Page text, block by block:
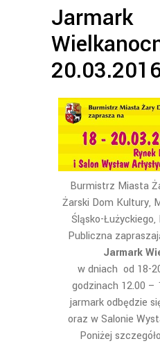
Jarmark
Burmistrz Miasta
Żarski Dom Kultury,
Śląsko-
Publiczna
Jarmark
w dniach od 18-
godzinach 12.00 –
jarmark odbędzie
oraz w Salonie
Poniżej